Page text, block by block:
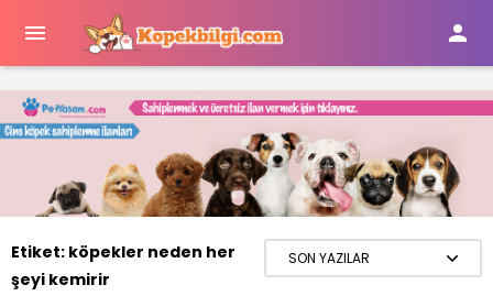
 
Etiket: köpekler neden her
şeyi kemirir